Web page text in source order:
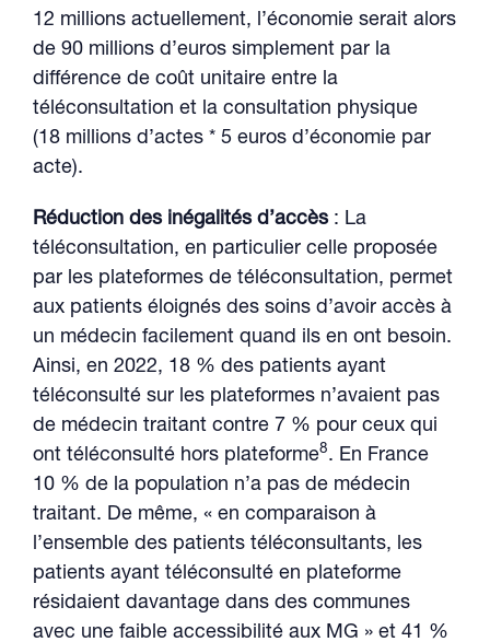
12 millions actuellement, l’économie serait alors
de 90 millions d’euros simplement par la
différence de coût unitaire entre la
téléconsultation et la consultation physique
(18 millions d’actes * 5 euros d’économie par
acte).
Réduction des inégalités d’accès : La
téléconsultation, en particulier celle proposée
par les plateformes de téléconsultation, permet
aux patients éloignés des soins d’avoir accès à
un médecin facilement quand ils en ont besoin.
Ainsi, en 2022, 18 % des patients ayant
téléconsulté sur les plateformes n’avaient pas
de médecin traitant contre 7 % pour ceux qui
ont téléconsulté hors plateforme8. En France
10 % de la population n’a pas de médecin
traitant. De même, « en comparaison à
l’ensemble des patients téléconsultants, les
patients ayant téléconsulté en plateforme
résidaient davantage dans des communes
avec une faible accessibilité aux MG » et 41 %